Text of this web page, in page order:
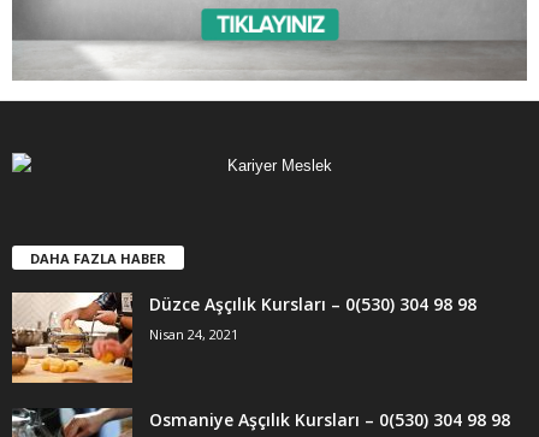
DAHA FAZLA HABER
Düzce Aşçılık Kursları – 0(530) 304 98 98
Nisan 24, 2021
Osmaniye Aşçılık Kursları – 0(530) 304 98 98